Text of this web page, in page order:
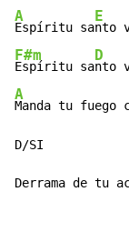
A
Espíritu sa
E
F#m
Espíritu sa
D
A
Manda tu fuego
D/
Derrama de tu